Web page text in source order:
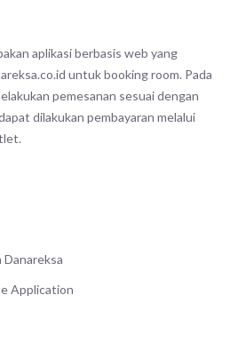
aplikasi berbasis web yang
untuk booking room. Pada
pemesanan sesuai dengan
dilakukan pembayaran melalui
Danareksa
Application